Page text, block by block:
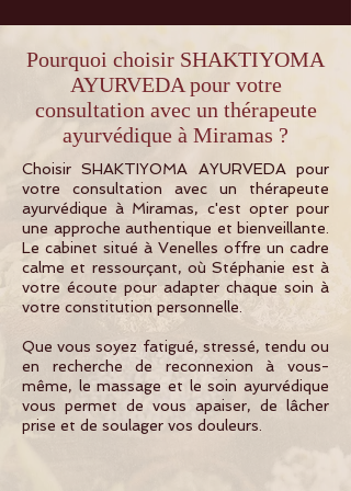
Pourquoi choisir SHAKTIYOMA
AYURVEDA pour votre
consultation avec un thérapeute
ayurvédique à Miramas ?
Choisir SHAKTIYOMA AYURVEDA pour
votre consultation avec un thérapeute
ayurvédique à Miramas, c'est opter pour
une approche authentique et bienveillante.
Le cabinet situé à Venelles offre un cadre
calme et ressourçant, où Stéphanie est à
votre écoute pour adapter chaque soin à
votre constitution personnelle.
Que vous soyez fatigué, stressé, tendu ou
en recherche de reconnexion à vous-
même, le massage et le soin ayurvédique
vous permet de vous apaiser, de lâcher
prise et de soulager vos douleurs.